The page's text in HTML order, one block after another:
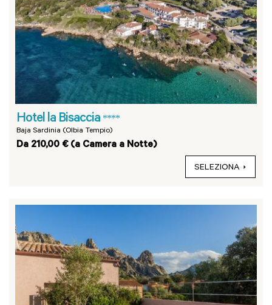
Hotel la Bisaccia ****
Baja Sardinia (Olbia Tempio)
Da 210,00 € (a Camera a Notte)
SELEZIONA